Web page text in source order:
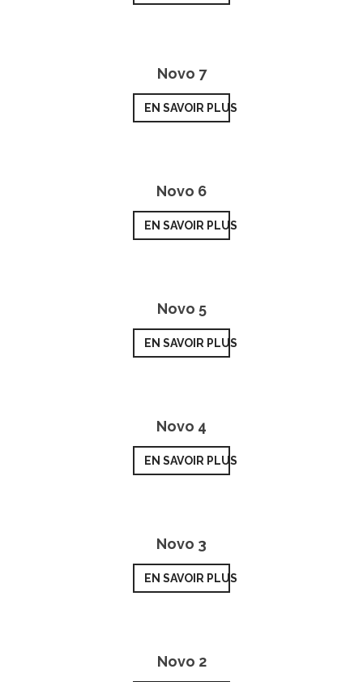
Novo 7
EN SAVOIR PLUS
Novo 6
EN SAVOIR PLUS
Novo 5
EN SAVOIR PLUS
Novo 4
EN SAVOIR PLUS
Novo 3
EN SAVOIR PLUS
Novo 2